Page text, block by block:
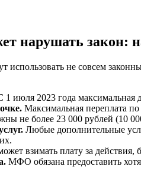
нарушать закон:
использовать не совсем
1 июля 2023 года максимальная
Максимальная переплата
не более 23 000 рублей (10
Любые дополнительные
взимать плату за
МФО обязана предоставить